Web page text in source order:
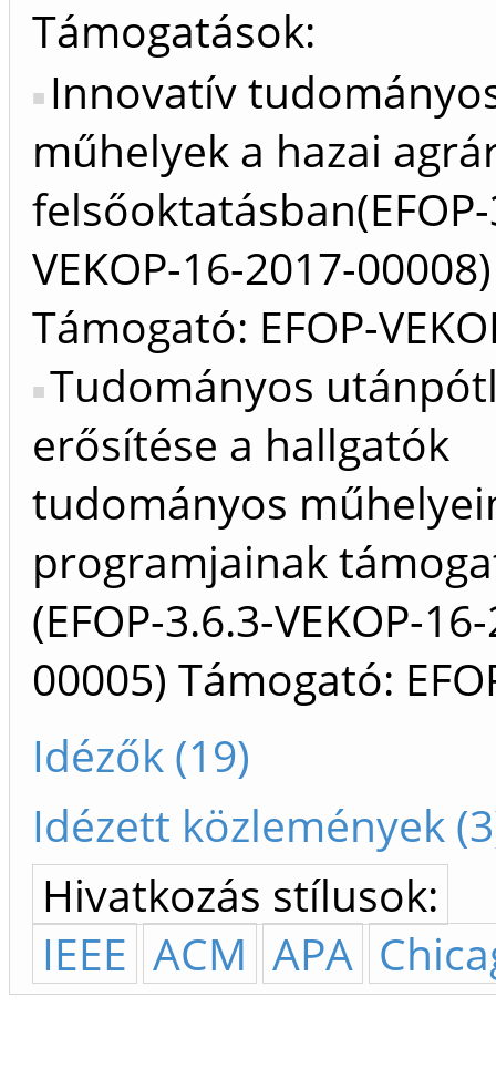
Támogatások:
Innovatív
műhelyek a hazai
VEKOP-16-2017-00008)
Támogató: EFOP-
Tudományos
erősítése a hallgatók
tudományos
programjainak
(EFOP-3.6.3-VEKOP-
00005) Támogató:
Idézők (19)
Idézett közlemények
Hivatkozás stílusok:
IEEE ACM APA